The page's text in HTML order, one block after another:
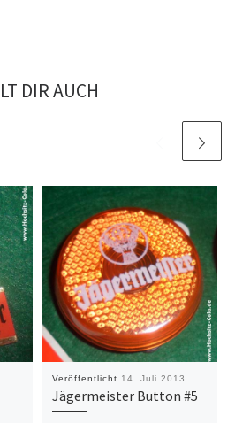
DIR AUCH
Veröffentlicht 14. Juli 2013
Jägermeister Button #5